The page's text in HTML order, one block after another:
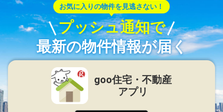
お気に入りの物件を見逃さない！
プッシュ通知で
最新の物件情報が届く
goo住宅・不動産
アプリ